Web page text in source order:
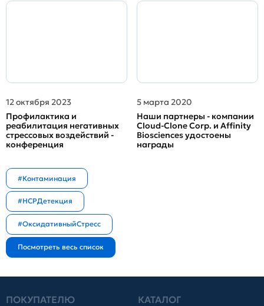
12 октября 2023
Профилактика и
реабилитация негативных
стрессовых воздействий -
конференция
5 марта 2020
Наши партнеры - компании
Cloud-Clone Corp. и Affinity
Biosciences удостоены
награды
#Контаминация
#HCPДетекция
#ОксидативныйСтресс
ПОКУПАТЕЛЮ КАТАЛОГ